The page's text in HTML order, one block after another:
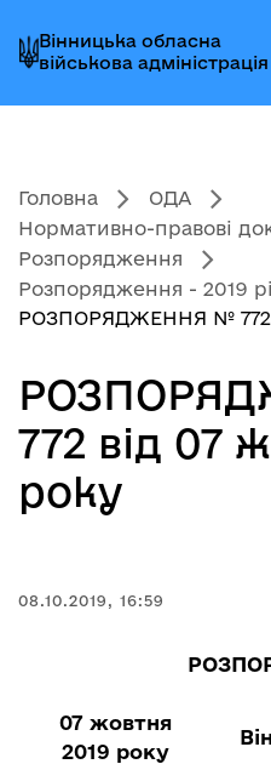
до
головного
меню
до
головного
вмісту
до
головного
колонтитула
Вінницька обласна
військова адміністрація
Головна
ОДА
Нормативно-правові
Розпорядження
Розпорядження - 2019
РОЗПОРЯДЖЕННЯ № 772
772 від 07
року
08.10.2019, 16:59
07 жовтня
2019 року